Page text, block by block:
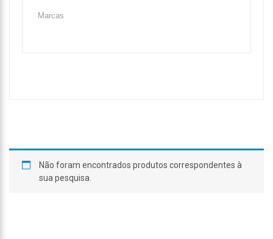
Não foram encontrados produtos correspondentes à
sua pesquisa.